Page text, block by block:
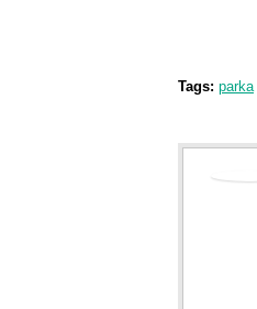
Tags: parka